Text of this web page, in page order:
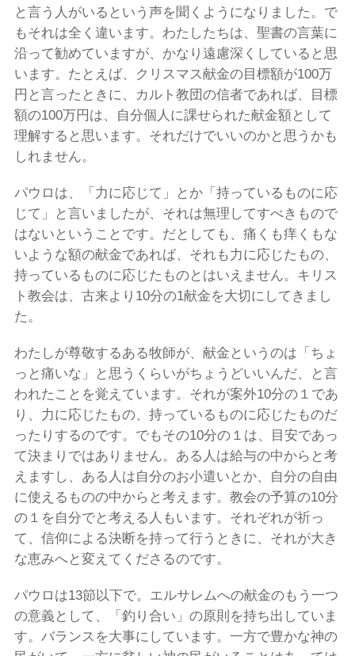
と言う人がいるという声を聞くようになりました。で
もそれは全く違います。わたしたちは、聖書の言葉に
沿って勧めていますが、かなり遠慮深くしていると思
います。たとえば、クリスマス献金の目標額が100万
円と言ったときに、カルト教団の信者であれば、目標
額の100万円は、自分個人に課せられた献金額として
理解すると思います。それだけでいいのかと思うかも
しれません。
パウロは、「力に応じて」とか「持っているものに応
じて」と言いましたが、それは無理してすべきもので
はないということです。だとしても、痛くも痒くもな
いような額の献金であれば、それも力に応じたもの、
持っているものに応じたものとはいえません。キリス
ト教会は、古来より10分の1献金を大切にしてきまし
た。
わたしが尊敬するある牧師が、献金というのは「ちょ
っと痛いな」と思うくらいがちょうどいいんだ、と言
われたことを覚えています。それが案外10分の１であ
り、力に応じたもの、持っているものに応じたものだ
ったりするのです。でもその10分の１は、目安であっ
て決まりではありません。ある人は給与の中からと考
えますし、ある人は自分のお小遣いとか、自分の自由
に使えるものの中からと考えます。教会の予算の10分
の１を自分でと考える人もいます。それぞれが祈っ
て、信仰による決断を持って行うときに、それが大き
な恵みへと変えてくださるのです。
パウロは13節以下で。エルサレムへの献金のもう一つ
の意義として、「釣り合い」の原則を持ち出していま
す。バランスを大事にしています。一方で豊かな神の